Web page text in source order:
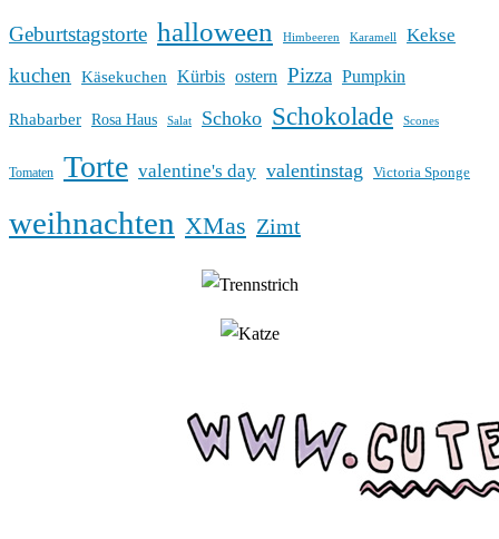
Geburtstagstorte halloween Himbeeren Karamell Kekse
kuchen Käsekuchen Kürbis ostern Pizza Pumpkin
Rhabarber Rosa Haus Salat Schoko Schokolade Scones
Tomaten Torte valentine's day valentinstag Victoria Sponge
weihnachten XMas Zimt